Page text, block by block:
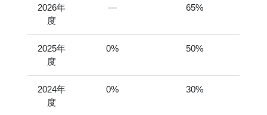
2026年
度
― 65%
2025年
度
0% 50%
2024年
度
0% 30%